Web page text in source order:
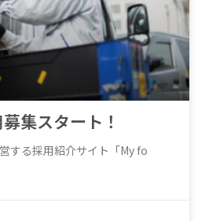
集スタート！
する採用紹介サイト「My fo